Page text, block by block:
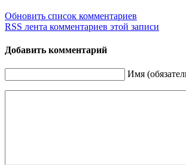
Обновить список комментариев
RSS лента комментариев этой записи
Добавить комментарий
Имя